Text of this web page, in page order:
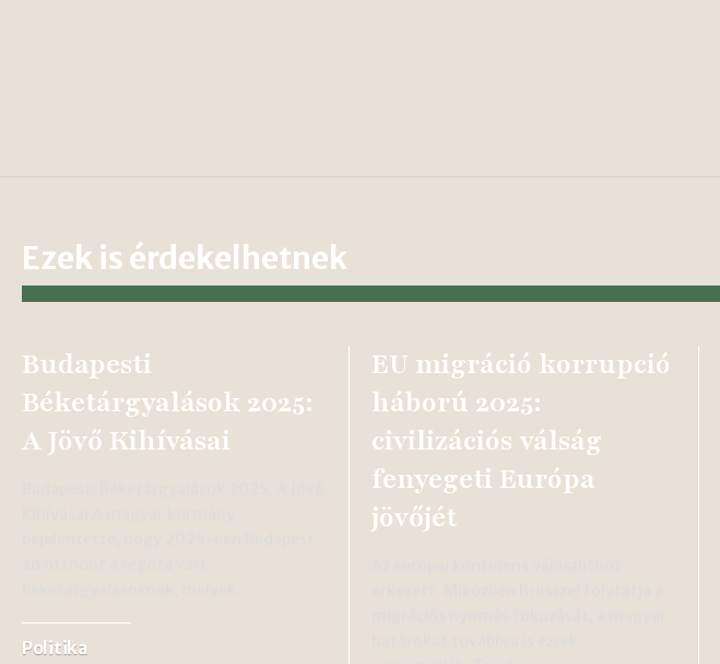
Ezek is érdekelhetnek
Budapesti
Béketárgyalások 2025:
A Jövő Kihívásai
Politika
EU migráció korrupció
háború 2025:
civilizációs válság
fenyegeti Európa
jövőjét